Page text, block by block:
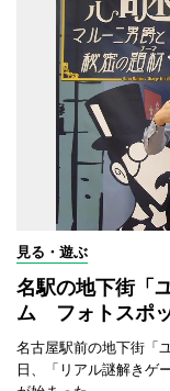
見る・遊ぶ
名駅の地下街「
ム フォトスポ
名古屋駅前の地下街「
日、「リアル謎解きゲ